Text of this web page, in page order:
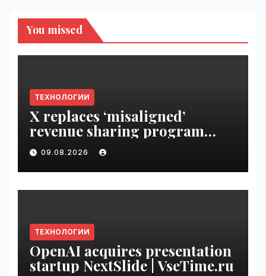
You missed
ТЕХНОЛОГИИ
X replaces ‘misaligned’
revenue sharing program
with Original Content
Rewards | VseTime.ru
09.08.2026
ТЕХНОЛОГИИ
OpenAI acquires presentation
startup NextSlide | VseTime.ru